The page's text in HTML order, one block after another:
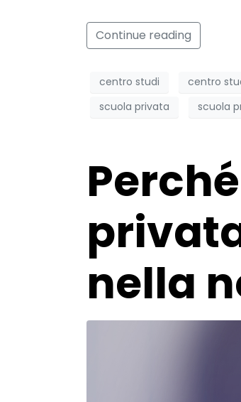
Continue reading
centro studi centro
scuola privata
scuola
nella